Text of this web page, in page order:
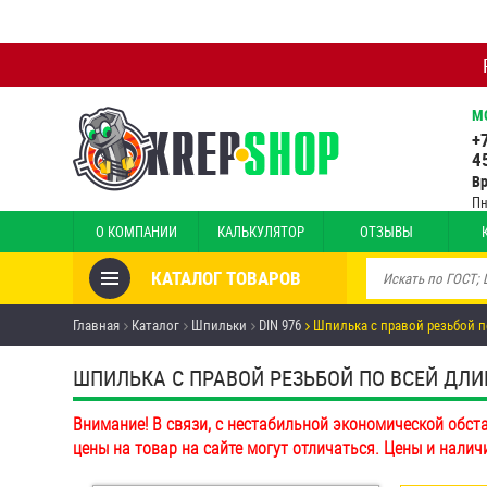
О КОМПАНИИ КАЛЬКУЛЯТОР ОТЗЫВЫ
КАТАЛОГ ТОВАРОВ
Товары со скидкой
Анкеры
Антивандальный крепёж,
инструмент
Болты и винты
Главная Каталог Шпильки DIN 976 Шпилька с правой резьбой
ШПИЛЬКА С ПРАВОЙ РЕЗЬБОЙ ПО ВСЕЙ
Внимание! В связи, с нестабильной экономической
цены на товар на сайте могут отличаться. Цены и